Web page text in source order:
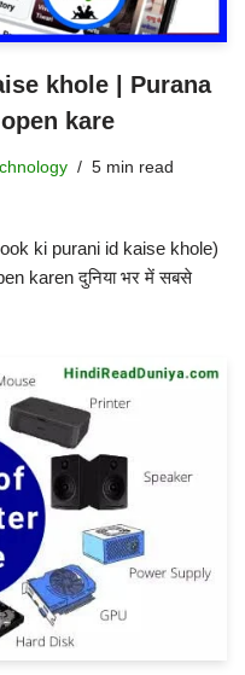
khole | Purana
kare
5 min read
ki purani id kaise khole)
karen दुनिया भर में सबसे